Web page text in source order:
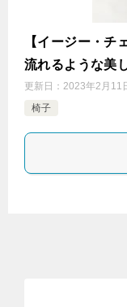
【イージー・チ
流れるような美
更新日： 2023年2月11
椅子